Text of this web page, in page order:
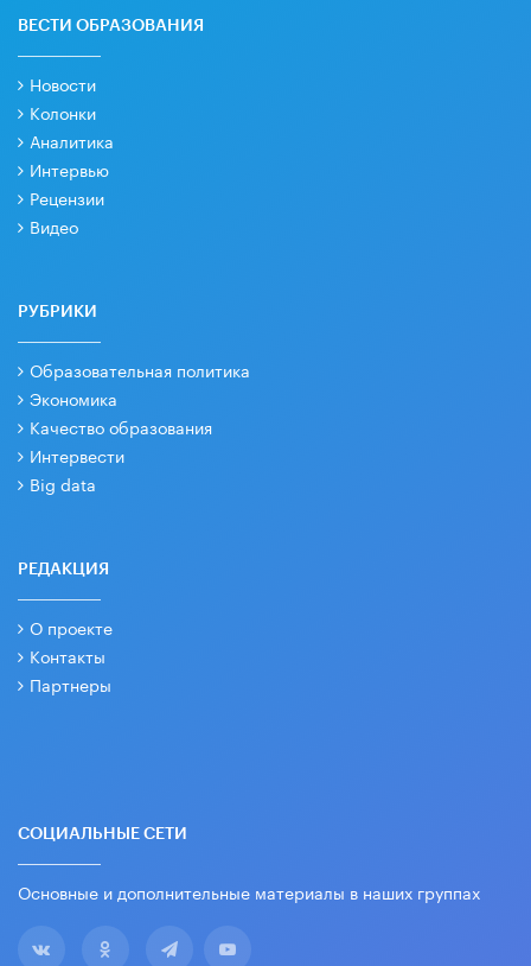
ВЕСТИ ОБРАЗОВАНИЯ
Новости
Колонки
Аналитика
Интервью
Рецензии
Видео
РУБРИКИ
Образовательная политика
Экономика
Качество образования
Интервести
Big data
РЕДАКЦИЯ
О проекте
Контакты
Партнеры
СОЦИАЛЬНЫЕ СЕТИ
Основные и дополнительные материалы в наших группах